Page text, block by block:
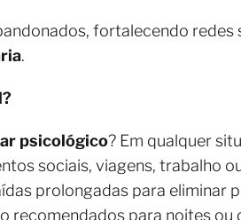
fortalecendo redes
.
psicológico? Em qualquer
sociais, viagens, trabalho
prolongadas para eliminar
recomendados para noites ou